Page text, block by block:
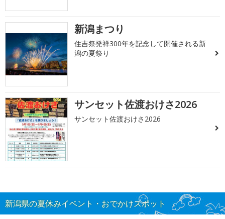
新潟まつり
住吉祭発祥300年を記念して開催される新
潟の夏祭り
サンセット佐渡おけさ2026
サンセット佐渡おけさ2026
新潟県の夏休みイベント・おでかけスポット